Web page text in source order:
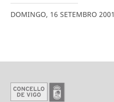
DOMINGO, 16 SETEMBRO 2001